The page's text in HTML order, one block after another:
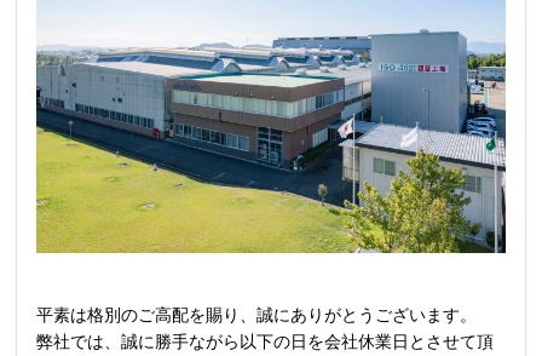
平素は格別のご高配を賜り、誠にありがとうございます。
弊社では、誠に勝手ながら以下の日を会社休業日とさせて頂